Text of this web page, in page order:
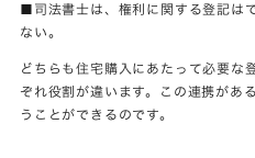
■司法書士は、権利に関する登記は
ない。
どちらも住宅購入にあたって必要な
ぞれ役割が違います。この連携があ
うことができるのです。